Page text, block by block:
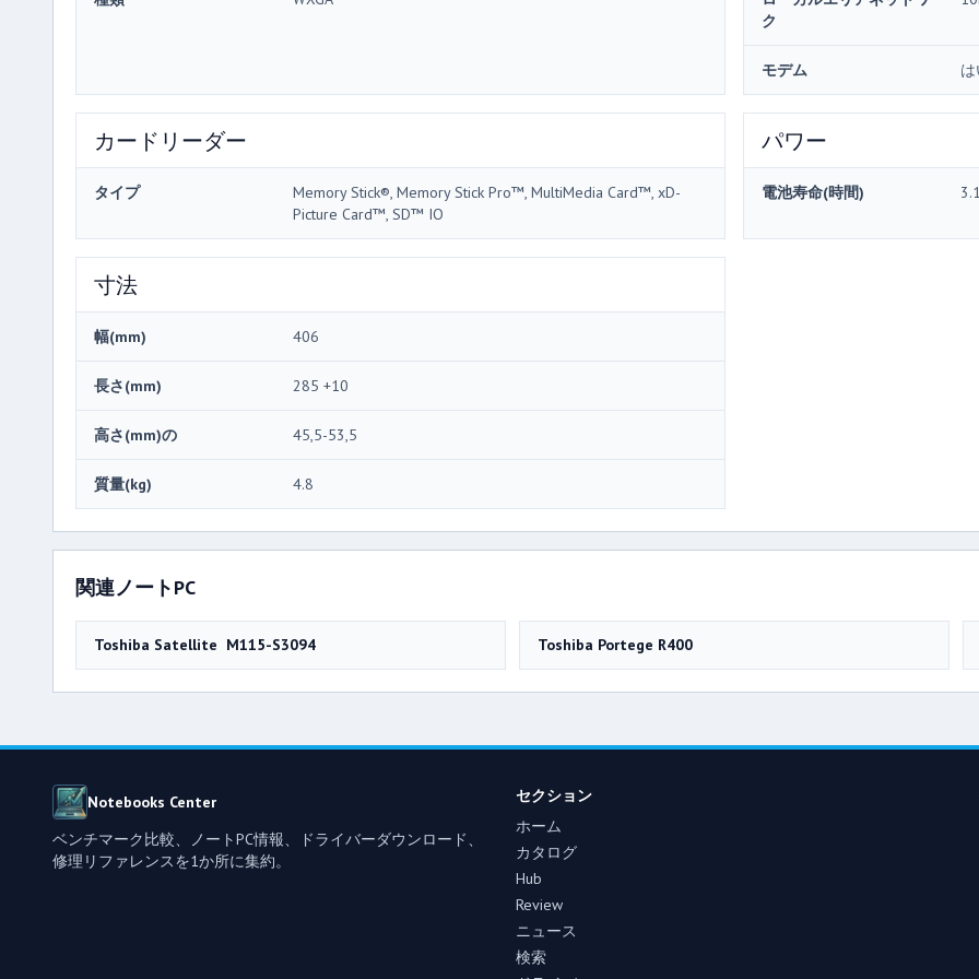
ク
モデム
カードリーダー
タイプ
Memory Stick®, Memory Stick Pro™, MultiMedia Card™, xD-
Picture Card™, SD™ IO
パワー
電池寿命(時間)
寸法
幅(mm) 406
長さ(mm) 285 +10
高さ(mm)の 45,5-53,5
質量(kg) 4.8
関連ノートPC
Toshiba Satellite M115-S3094 Toshiba Portege R400
Notebooks Center
ベンチマーク比較、ノートPC情報、ドライバーダウンロード、
修理リファレンスを1か所に集約。
セクション
ホーム
カタログ
Hub
Review
ニュース
検索